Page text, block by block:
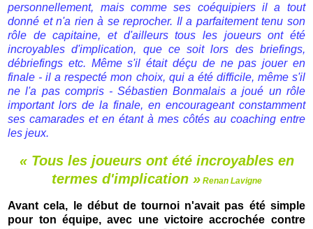
personnellement, mais comme ses coéquipiers il a tout
donné et n'a rien à se reprocher. Il a parfaitement tenu son
rôle de capitaine, et d'ailleurs tous les joueurs ont été
incroyables d'implication, que ce soit lors des briefings,
débriefings etc. Même s'il était déçu de ne pas jouer en
finale - il a respecté mon choix, qui a été difficile, même s'il
ne l'a pas compris - Sébastien Bonmalais a joué un rôle
important lors de la finale, en encourageant constamment
ses camarades et en étant à mes côtés au coaching entre
les jeux.
« Tous les joueurs ont été incroyables en
termes d'implication »Renan Lavigne
Avant cela, le début de tournoi n'avait pas été simple
pour ton équipe, avec une victoire accrochée contre